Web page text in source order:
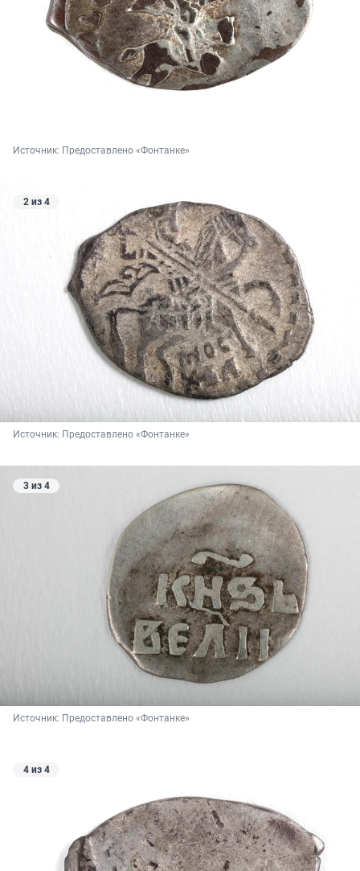
Источник: Предоставлено «Фонтанке»
2 из 4
Источник: Предоставлено «Фонтанке»
3 из 4
Источник: Предоставлено «Фонтанке»
4 из 4